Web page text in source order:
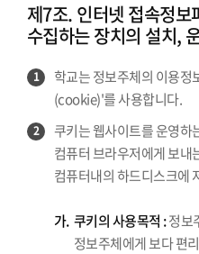
제7조. 인터넷 접속정
수집하는 장치의 설치,
1
학교는 정보주체의 이용정
(cookie)'를 사용합니다.
2
쿠키는 웹사이트를 운영
컴퓨터 브라우저에게 보내
컴퓨터내의 하드디스크에
가. 쿠키의 사용목적 :정보
정보주체에게 보다 편